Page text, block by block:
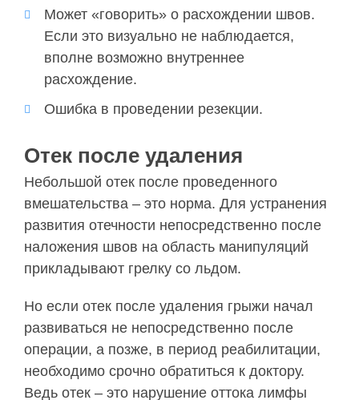
Может «говорить» о расхождении швов.
Если это визуально не наблюдается,
вполне возможно внутреннее
расхождение.
Ошибка в проведении резекции.
Отек после удаления
Небольшой отек после проведенного
вмешательства – это норма. Для устранения
развития отечности непосредственно после
наложения швов на область манипуляций
прикладывают грелку со льдом.
Но если отек после удаления грыжи начал
развиваться не непосредственно после
операции, а позже, в период реабилитации,
необходимо срочно обратиться к доктору.
Ведь отек – это нарушение оттока лимфы